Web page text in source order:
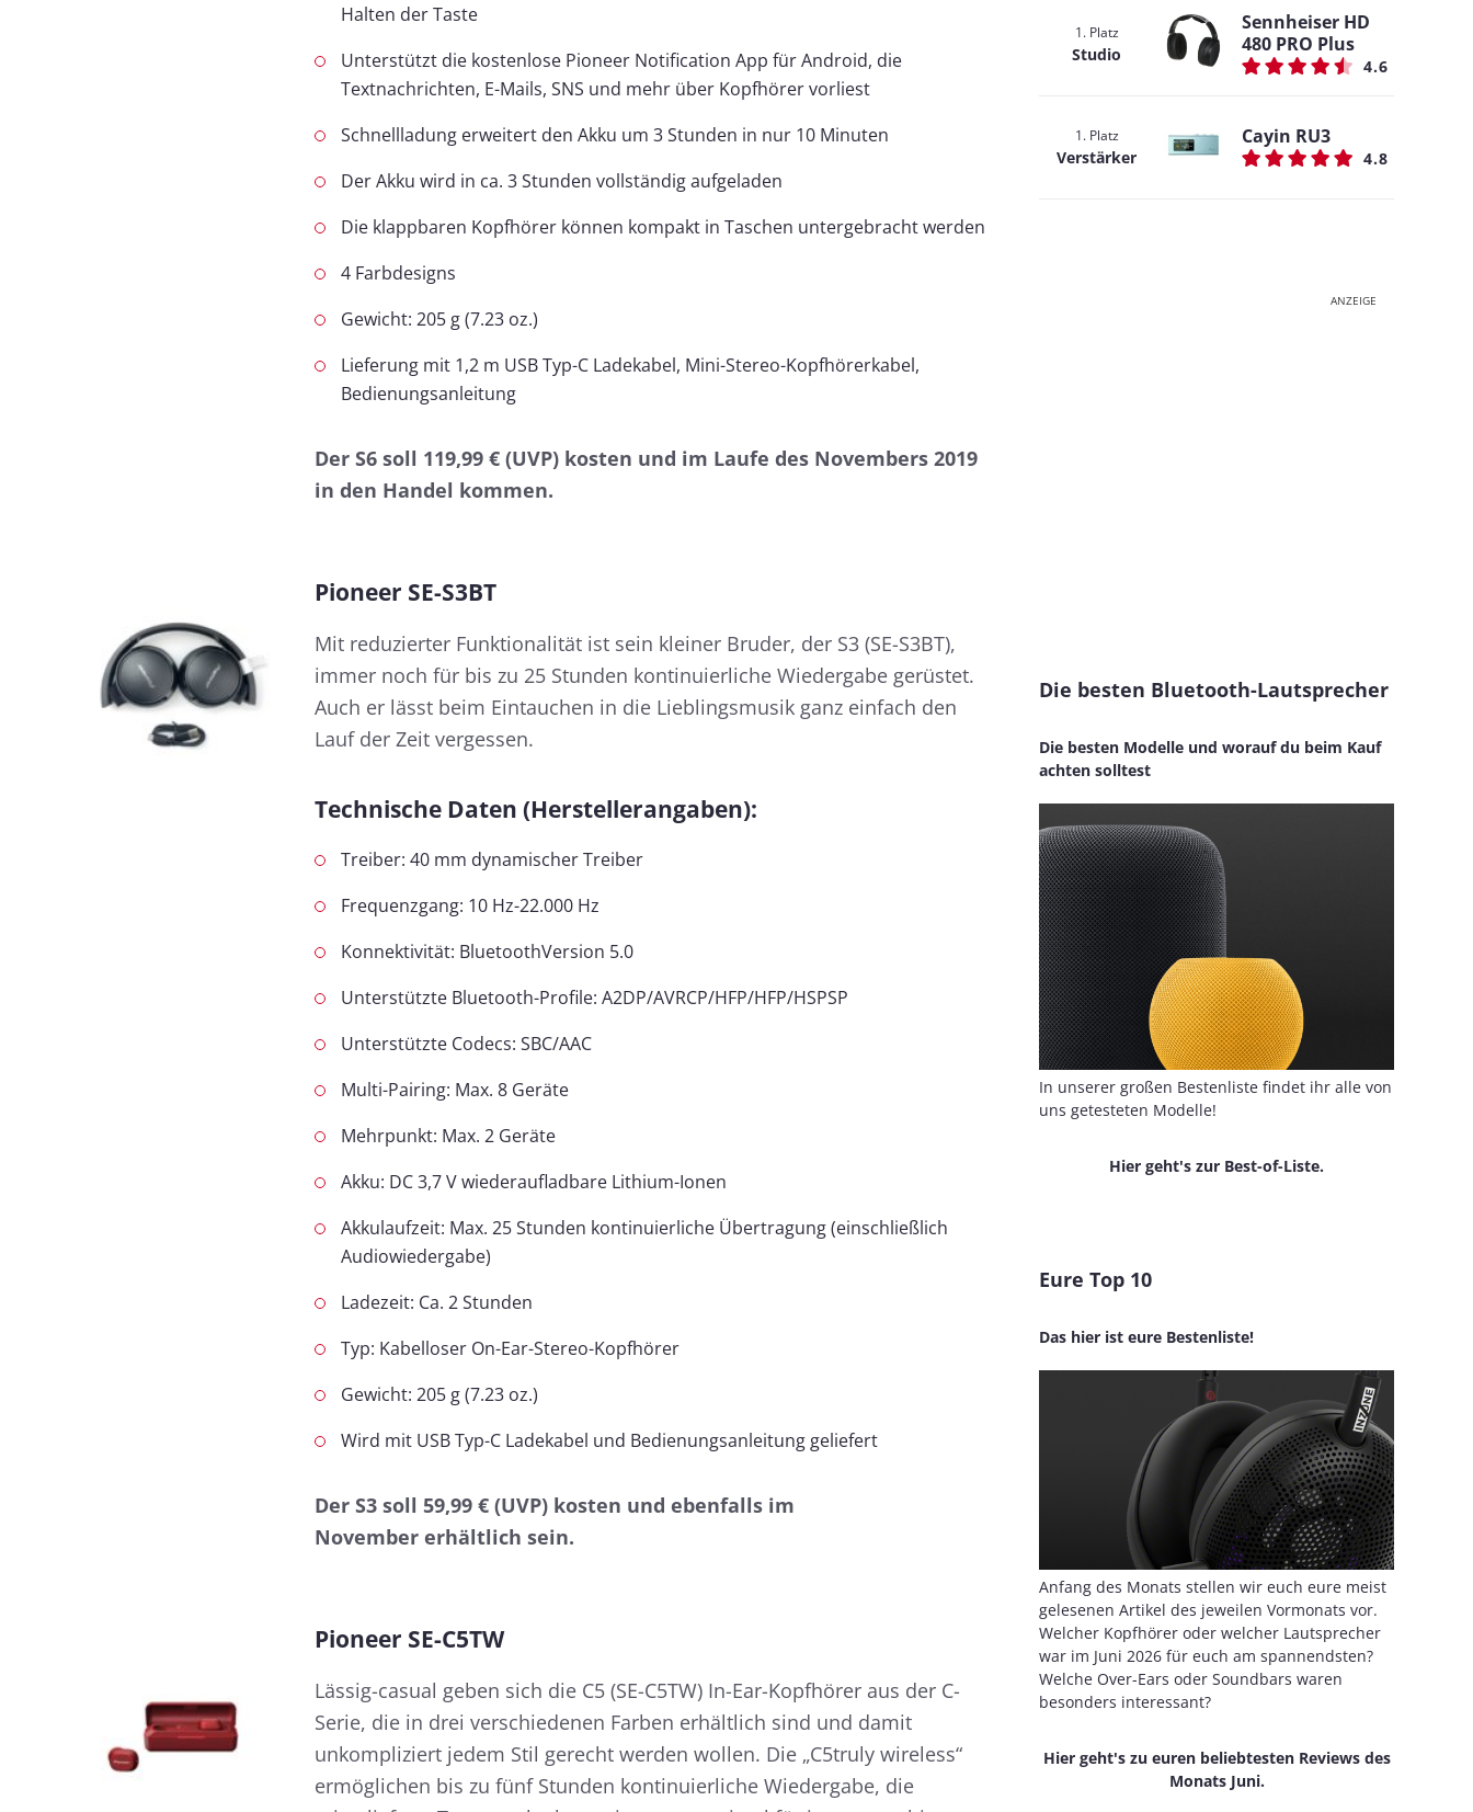
Halten der Taste
Unterstützt die kostenlose Pioneer Notification App für Android, die
Textnachrichten, E-Mails, SNS und mehr über Kopfhörer vorliest
Schnellladung erweitert den Akku um 3 Stunden in nur 10 Minuten
Der Akku wird in ca. 3 Stunden vollständig aufgeladen
Die klappbaren Kopfhörer können kompakt in Taschen untergebracht werden
4 Farbdesigns
Gewicht: 205 g (7.23 oz.)
Lieferung mit 1,2 m USB Typ-C Ladekabel, Mini-Stereo-Kopfhörerkabel,
Bedienungsanleitung
Der S6 soll 119,99 € (UVP) kosten und im Laufe des Novembers 2019
in den Handel kommen.
Pioneer SE-S3BT
Mit reduzierter Funktionalität ist sein kleiner Bruder, der S3 (SE-S3BT),
immer noch für bis zu 25 Stunden kontinuierliche Wiedergabe gerüstet.
Auch er lässt beim Eintauchen in die Lieblingsmusik ganz einfach den
Lauf der Zeit vergessen.
Technische Daten (Herstellerangaben):
Treiber: 40 mm dynamischer Treiber
Frequenzgang: 10 Hz-22.000 Hz
Konnektivität: BluetoothVersion 5.0
Unterstützte Bluetooth-Profile: A2DP/AVRCP/HFP/HFP/HSPSP
Unterstützte Codecs: SBC/AAC
Multi-Pairing: Max. 8 Geräte
Mehrpunkt: Max. 2 Geräte
Akku: DC 3,7 V wiederaufladbare Lithium-Ionen
Akkulaufzeit: Max. 25 Stunden kontinuierliche Übertragung (einschließlich
Audiowiedergabe)
Ladezeit: Ca. 2 Stunden
Typ: Kabelloser On-Ear-Stereo-Kopfhörer
Gewicht: 205 g (7.23 oz.)
Wird mit USB Typ-C Ladekabel und Bedienungsanleitung geliefert
Der S3 soll 59,99 € (UVP) kosten und ebenfalls im
November erhältlich sein.
Pioneer SE-C5TW
Lässig-casual geben sich die C5 (SE-C5TW) In-Ear-Kopfhörer aus der C-
Serie, die in drei verschiedenen Farben erhältlich sind und damit
unkompliziert jedem Stil gerecht werden wollen. Die „C5truly wireless“
ermöglichen bis zu fünf Stunden kontinuierliche Wiedergabe, die
1. Platz
Studio
Sennheiser HD
480 PRO Plus
4.6
1. Platz
Verstärker
Cayin RU3
4.8
ANZEIGE
Die besten Bluetooth-Lautsprecher
Die besten Modelle und worauf du beim Kauf
achten solltest
In unserer großen Bestenliste findet ihr alle von
uns getesteten Modelle!
Hier geht's zur Best-of-Liste.
Eure Top 10
Das hier ist eure Bestenliste!
Anfang des Monats stellen wir euch eure meist
gelesenen Artikel des jeweilen Vormonats vor.
Welcher Kopfhörer oder welcher Lautsprecher
war im Juni 2026 für euch am spannendsten?
Welche Over-Ears oder Soundbars waren
besonders interessant?
Hier geht's zu euren beliebtesten Reviews des
Monats Juni.